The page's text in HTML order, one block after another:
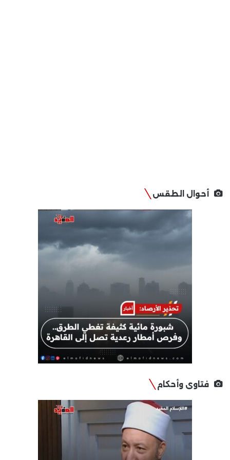
أحوال الطقس
فتاوى وأحكام